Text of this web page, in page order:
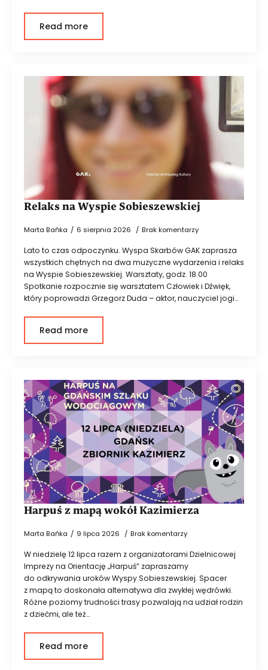
Read more
Relaks na Wyspie Sobieszewskiej
Marta Bańka 6 sierpnia 2026 Brak komentarzy
Lato to czas odpoczynku. Wyspa Skarbów GAK zaprasza
wszystkich chętnych na dwa muzyczne wydarzenia i relaks
na Wyspie Sobieszewskiej. Warsztaty, godz. 18.00
Spotkanie rozpocznie się warsztatem Człowiek i Dźwięk,
który poprowadzi Grzegorz Duda – aktor, nauczyciel jogi…
Read more
Harpuś z mapą wokół Kazimierza
Marta Bańka 9 lipca 2026 Brak komentarzy
W niedzielę 12 lipca razem z organizatorami Dzielnicowej
Imprezy na Orientację „Harpuś” zapraszamy
do odkrywania uroków Wyspy Sobieszewskiej. Spacer
z mapą to doskonała alternatywa dla zwykłej wędrówki.
Różne poziomy trudności trasy pozwalają na udział rodzin
z dziećmi, ale też…
Read more